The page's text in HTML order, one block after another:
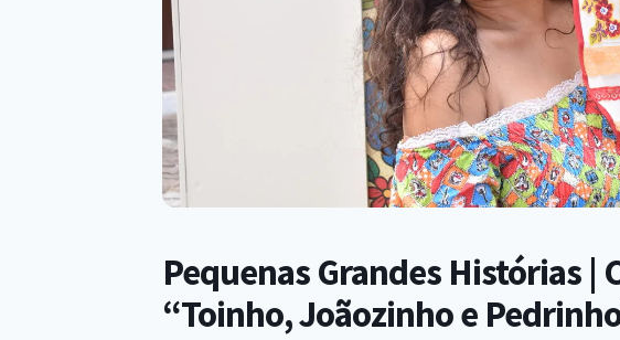
Pequenas Grandes Histórias |
“Toinho, Joãozinho e